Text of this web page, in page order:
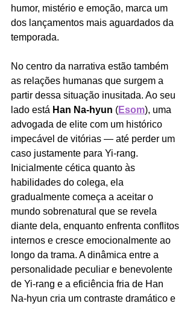
humor, mistério e emoção, marca um
dos lançamentos mais aguardados da
temporada.
No centro da narrativa estão também
as relações humanas que surgem a
partir dessa situação inusitada. Ao seu
lado está Han Na‑hyun (Esom), uma
advogada de elite com um histórico
impecável de vitórias — até perder um
caso justamente para Yi‑rang.
Inicialmente cética quanto às
habilidades do colega, ela
gradualmente começa a aceitar o
mundo sobrenatural que se revela
diante dela, enquanto enfrenta conflitos
internos e cresce emocionalmente ao
longo da trama. A dinâmica entre a
personalidade peculiar e benevolente
de Yi‑rang e a eficiência fria de Han
Na‑hyun cria um contraste dramático e